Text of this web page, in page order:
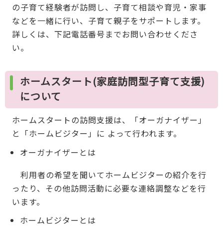
の子育て経験者が訪問し、子育て相談や育児・家事
などを一緒に行い、子育て親子をサポートします。
詳しくは、下記電話番号までお問い合わせくださ
い。
ホームスタート(家庭訪問型子育て支援)
について
ホームスタートの訪問支援は、「オーガナイザー」
と「ホームビジター」に よって行われます。
オーガナイザーとは
利用者の希望を聞いてホームビジターの紹介を行
ったり、その他訪問活動に必要な連絡調整などを行
います。
ホームビジターとは